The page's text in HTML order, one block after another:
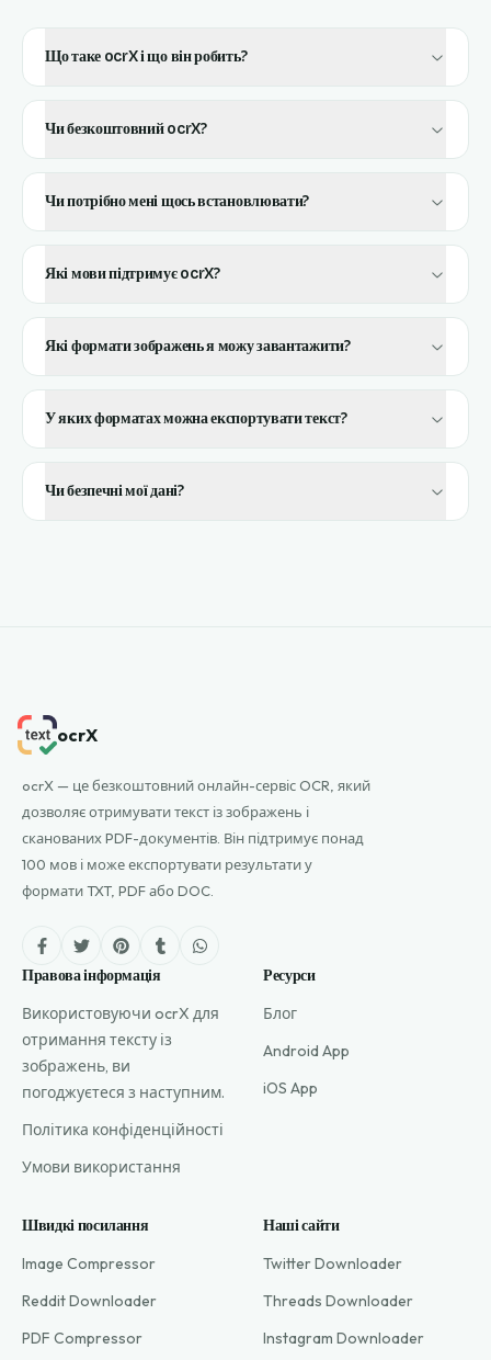
Що таке ocrX і що він робить?
Чи безкоштовний ocrX?
Чи потрібно мені щось встановлювати?
Які мови підтримує ocrX?
Які формати зображень я можу завантажити?
У яких форматах можна експортувати текст?
Чи безпечні мої дані?
ocrX
ocrX — це безкоштовний онлайн-сервіс OCR, який
дозволяє отримувати текст із зображень і
сканованих PDF-документів. Він підтримує понад
100 мов і може експортувати результати у
формати TXT, PDF або DOC.
Правова інформація
Використовуючи ocrX для
отримання тексту із
зображень, ви
погоджуєтеся з наступним.
Політика конфіденційності
Умови використання
Ресурси
Блог
Android App
iOS App
Швидкі посилання
Image Compressor
Reddit Downloader
PDF Compressor
Наші сайти
Twitter Downloader
Threads Downloader
Instagram Downloader